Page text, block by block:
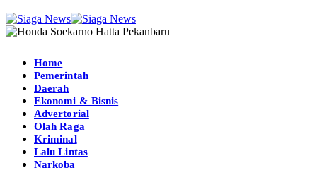
Home
Pemerintah
Daerah
Ekonomi & Bisnis
Advertorial
Olah Raga
Kriminal
Lalu Lintas
Narkoba